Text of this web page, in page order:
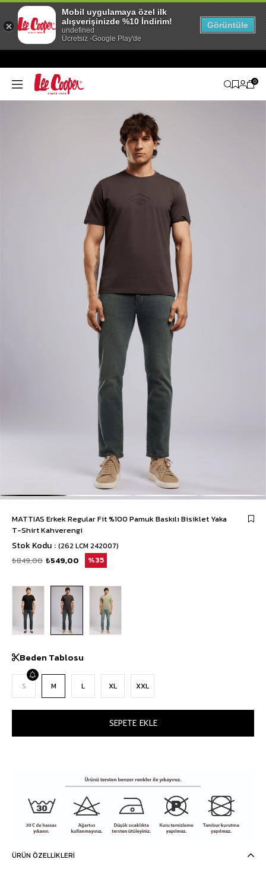
0
MATTIAS Erkek Regular Fit %100 Pamuk Baskılı Bisiklet Yaka
T-Shirt Kahverengi
Stok Kodu (262 LCM 242007)
₺849,00 ₺549,00 35
Beden Tablosu
S M L XL XXL
ÜRÜN ÖZELLIKLERI
Mobil uygulamaya özel ilk
alışverişinizde %10 İndirim!
undefined
Ücretsiz -Google Play'de
Görüntüle